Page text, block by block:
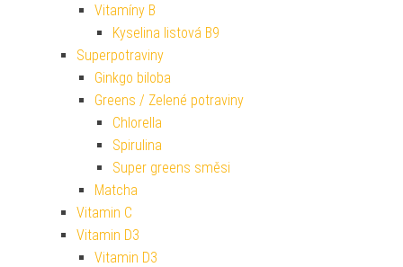
Vitamíny B
Kyselina listová B9
Superpotraviny
Ginkgo biloba
Greens / Zelené potraviny
Chlorella
Spirulina
Super greens směsi
Matcha
Vitamin C
Vitamin D3
Vitamin D3